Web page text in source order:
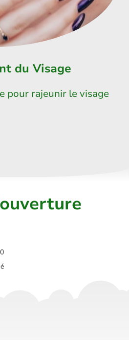
du Visage
pour rajeunir le visage